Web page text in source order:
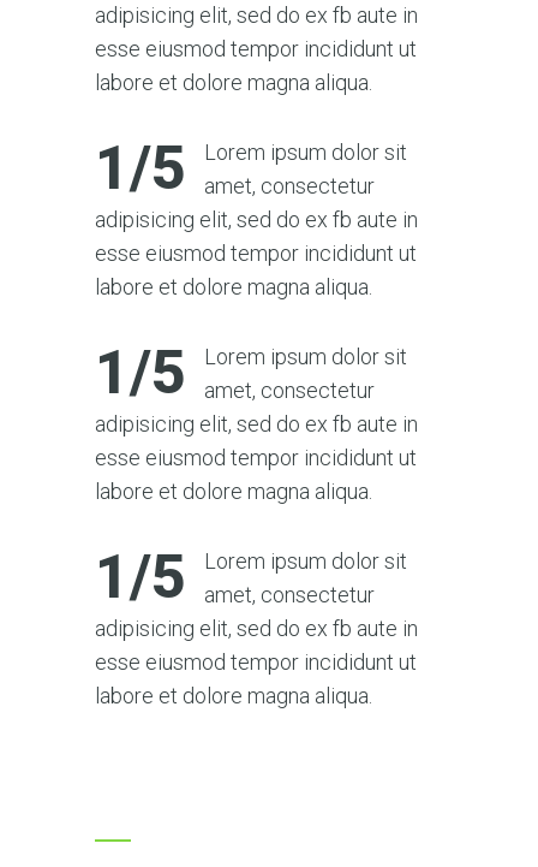
adipisicing elit, sed do ex fb aute in
esse eiusmod tempor incididunt ut
labore et dolore magna aliqua.
1/5
Lorem ipsum dolor sit
amet, consectetur
adipisicing elit, sed do ex fb aute in
esse eiusmod tempor incididunt ut
labore et dolore magna aliqua.
1/5
Lorem ipsum dolor sit
amet, consectetur
adipisicing elit, sed do ex fb aute in
esse eiusmod tempor incididunt ut
labore et dolore magna aliqua.
1/5
Lorem ipsum dolor sit
amet, consectetur
adipisicing elit, sed do ex fb aute in
esse eiusmod tempor incididunt ut
labore et dolore magna aliqua.